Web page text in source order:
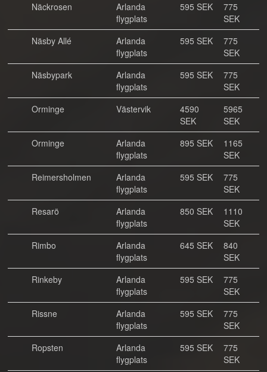
Näckrosen
Arlanda
flygplats
595 SEK
775
SEK
Näsby Allé
Arlanda
flygplats
595 SEK
775
SEK
Näsbypark
Arlanda
flygplats
595 SEK
775
SEK
Orminge
Västervik
4590
SEK
5965
SEK
Orminge
Arlanda
flygplats
895 SEK
1165
SEK
Reimersholmen
Arlanda
flygplats
595 SEK
775
SEK
Resarö
Arlanda
flygplats
850 SEK
1110
SEK
Rimbo
Arlanda
flygplats
645 SEK
840
SEK
Rinkeby
Arlanda
flygplats
595 SEK
775
SEK
Rissne
Arlanda
flygplats
595 SEK
775
SEK
Ropsten
Arlanda
flygplats
595 SEK
775
SEK